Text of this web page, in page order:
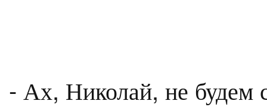
- Ах, Николай, не будем